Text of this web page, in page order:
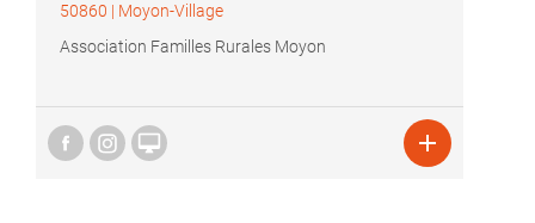
50860 | Moyon-Village
Association Familles Rurales Moyon
 